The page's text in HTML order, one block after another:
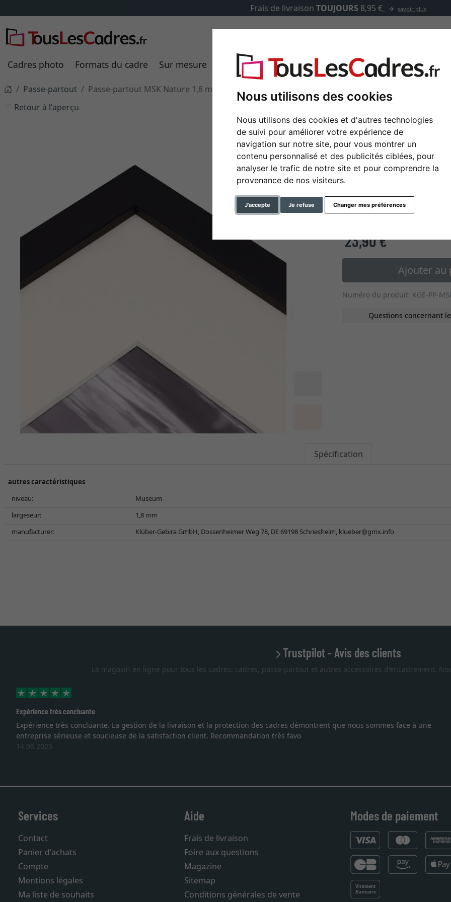
Nous utilisons des cookies
Nous utilisons des cookies et d'autres technologies
de suivi pour améliorer votre expérience de
navigation sur notre site, pour vous montrer un
contenu personnalisé et des publicités ciblées, pour
analyser le trafic de notre site et pour comprendre la
provenance de nos visiteurs.
J'accepte Je refuse Changer mes préférences
Frais de livraison TOUJOURS 8,95 € savoir plus
Cadres photo Formats du cadre Sur mesure Passe-partout Marques Accessoires
Passe-partout
Passe-partout MSK Nature 1,8 mm - qualité musée sur mesure
Retour à l'aperçu
Passe-partout MSK
sur mesure
» changer vers les cadres
23,90 €*
Ajouter au
Numéro du produit: KGE-PP-
Questions concernant
Spécification
autres caractéristiques
niveau:
Museum
largeseur:
1,8 mm
manufacturer:
Klüber-Gebira GmbH, Dossenheimer Weg 78, DE 69198 Schriesheim, klueber@gmx.info
Trustpilot - Avis des clients
Le magasin en ligne pour tous les cadres: cadres, passe-partout et autres accessoires d'encadrement.
Expérience très concluante
Expérience très concluante. La gestion de la livraison et la protection des cadres démontrent que nous sommes face à une
entreprise sérieuse et soucieuse de la satisfaction client. Recommandation très favo
14.06.2025
Services
Contact
Panier d'achats
Compte
Mentions légales
Ma liste de souhaits
Aide
Frais de livraison
Foire aux questions
Magazine
Sitemap
Conditions générales de vente
Modes de paiement